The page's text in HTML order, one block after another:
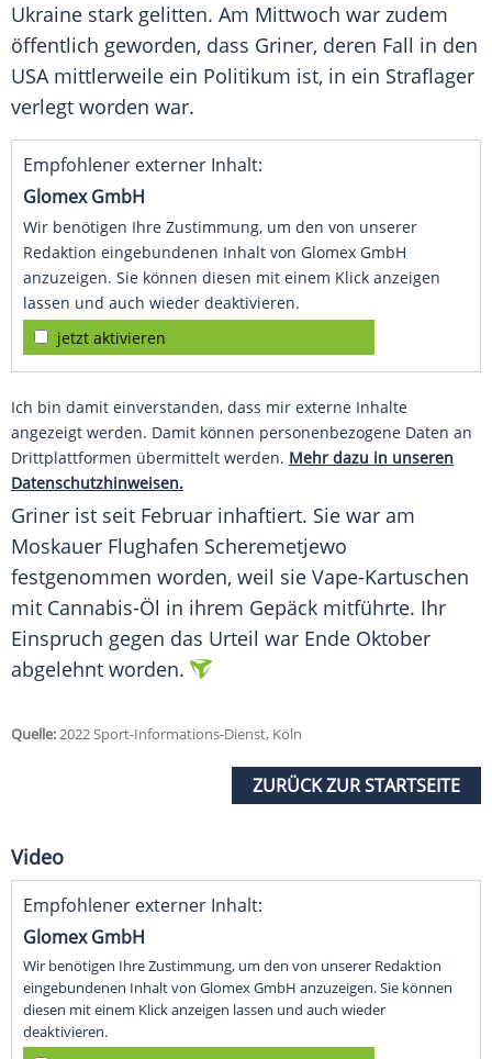
Ukraine stark gelitten. Am Mittwoch war zudem
öffentlich geworden, dass Griner, deren Fall in den
USA mittlerweile ein Politikum ist, in ein Straflager
verlegt worden war.
Empfohlener externer Inhalt:
Glomex GmbH
Wir benötigen Ihre Zustimmung, um den von unserer
Redaktion eingebundenen Inhalt von Glomex GmbH
anzuzeigen. Sie können diesen mit einem Klick anzeigen
lassen und auch wieder deaktivieren.
jetzt aktivieren
Ich bin damit einverstanden, dass mir externe Inhalte
angezeigt werden. Damit können personenbezogene Daten an
Drittplattformen übermittelt werden. Mehr dazu in unseren
Datenschutzhinweisen.
Griner ist seit Februar inhaftiert. Sie war am
Moskauer Flughafen Scheremetjewo
festgenommen worden, weil sie Vape-Kartuschen
mit Cannabis-Öl in ihrem Gepäck mitführte. Ihr
Einspruch gegen das Urteil war Ende Oktober
abgelehnt worden.
Quelle:2022 Sport-Informations-Dienst, Köln
ZURÜCK ZUR STARTSEITE
Video
Empfohlener externer Inhalt:
Glomex GmbH
Wir benötigen Ihre Zustimmung, um den von unserer Redaktion
eingebundenen Inhalt von Glomex GmbH anzuzeigen. Sie können
diesen mit einem Klick anzeigen lassen und auch wieder
deaktivieren.